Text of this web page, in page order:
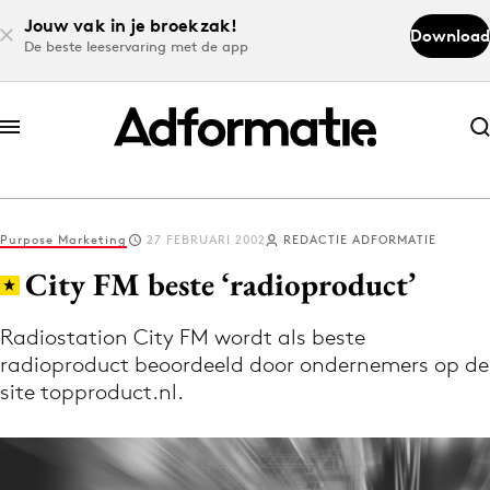
Jouw vak in je broekzak!
De beste leeservaring met de app
Download
Abonneer nu
Abonneer nu
Log in
Download de app
Volg het laatste nieuws via de Adformatie
Purpose Marketing 27 FEBRUARI 2002 REDACTIE ADFORMATIE
City FM beste ‘radioproduct’
Radiostation City FM wordt als beste
radioproduct beoordeeld door ondernemers op de
site topproduct.nl.